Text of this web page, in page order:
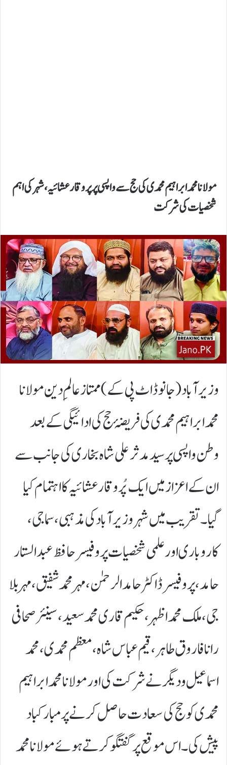
مولانا محمد ابراہیم محمدی کی حج سے واپسی پر پروقارعشائیہ،شہر کی اہم
شخصیات کی شرکت
وزیر آباد(جانوڈاٹ پی کے) ممتاز عالمِ دین مولانا
محمد ابراہیم محمدی کی فریضۂ حج کی ادائیگی کے بعد
وطن واپسی پر سید مدثر علی شاہ بخاری کی جانب سے
ان کے اعزاز میں ایک پُروقار عشائیہ کا اہتمام کیا
گیا۔ تقریب میں شہر وزیر آباد کی مذہبی، سماجی،
کاروباری اور علمی شخصیات پروفیسر حافظ عبد الستار
حامد، پروفیسر ڈاکٹر حامد الرحمٰن ،مہر محمد شفیق، مہر بلا
جی،ملک محمد اظہر ،حکیم قاری محمد سعید ،سینئر صحافی
رانا فاروق طاہر ،قیم عباس شاہ،معظم محمدی، محمد
اسماعیل و دیگر نے شرکت کی اور مولانا محمد ابراہیم
محمدی کو حج کی سعادت حاصل کرنے پر مبارکباد
پیش کی۔اس موقع پر گفتگو کرتے ہوئے مولانا محمد